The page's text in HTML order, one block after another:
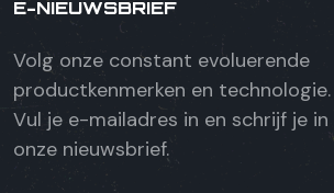
E-NIEUWSBRIEF
Volg onze constant evoluerende
productkenmerken en technologie.
Vul je e-mailadres in en schrijf je in
onze nieuwsbrief.